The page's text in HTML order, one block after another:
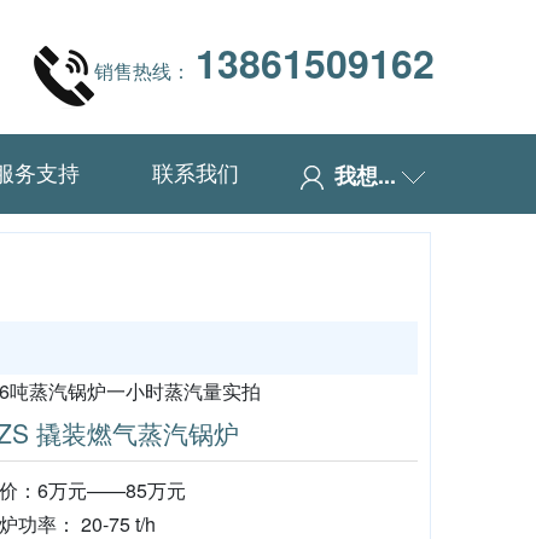
销售热线： 13861509162
务支持 联系我们 我想...
撬装燃气蒸汽锅炉
：6万元——85万元
功率： 20-75 t/h